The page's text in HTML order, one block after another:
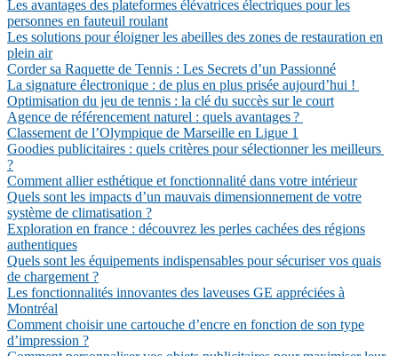
Les avantages des plateformes élévatrices électriques pour les
personnes en fauteuil roulant
Les solutions pour éloigner les abeilles des zones de restauration en
plein air
Corder sa Raquette de Tennis : Les Secrets d’un Passionné
La signature électronique : de plus en plus prisée aujourd’hui !
Optimisation du jeu de tennis : la clé du succès sur le court
Agence de référencement naturel : quels avantages ?
Classement de l’Olympique de Marseille en Ligue 1
Goodies publicitaires : quels critères pour sélectionner les meilleurs
?
Comment allier esthétique et fonctionnalité dans votre intérieur
Quels sont les impacts d’un mauvais dimensionnement de votre
système de climatisation ?
Exploration en france : découvrez les perles cachées des régions
authentiques
Quels sont les équipements indispensables pour sécuriser vos quais
de chargement ?
Les fonctionnalités innovantes des laveuses GE appréciées à
Montréal
Comment choisir une cartouche d’encre en fonction de son type
d’impression ?